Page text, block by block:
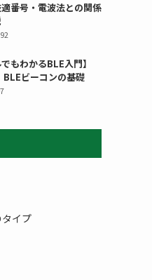
番号・電波法との関係
でもわかるBLE入門】
BLEビーコンの基礎
イプ